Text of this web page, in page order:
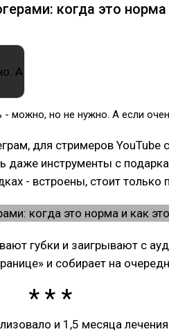
когда это норма
- можно, но не нужно. А если
для стримеров YouTube
даже инструменты с
- встроены, стоит только
губки и заигрывают с
и собирает на
и 1,5 месяца лечения